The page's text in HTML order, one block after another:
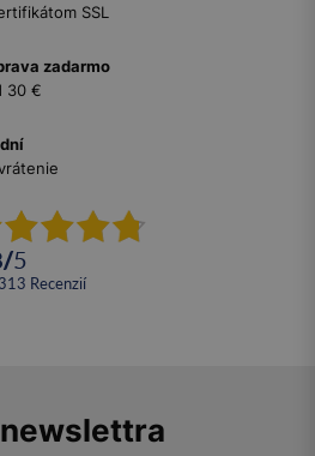
SSL
zadarmo
30 €
/5
recenzií